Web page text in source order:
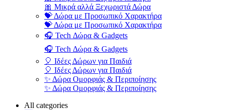
🎀 Μικρά αλλά Ξεχωριστά Δώρα
💝 Δώρα με Προσωπικό Χαρακτήρα
💝 Δώρα με Προσωπικό Χαρακτήρα
🎧 Tech Δώρα & Gadgets
🎧 Tech Δώρα & Gadgets
🎈 Ιδέες Δώρων για Παιδιά
🎈 Ιδέες Δώρων για Παιδιά
✨ Δώρα Ομορφιάς & Περιποίησης
✨ Δώρα Ομορφιάς & Περιποίησης
All categories